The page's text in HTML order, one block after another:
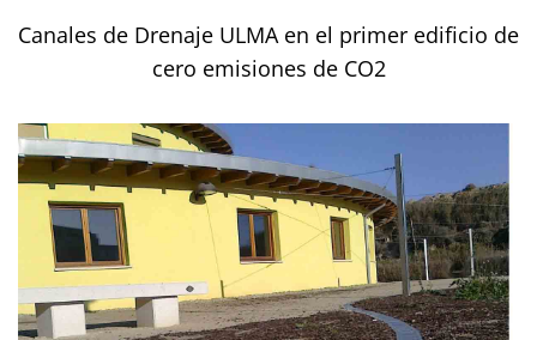
Canales de Drenaje ULMA en el primer edificio de
cero emisiones de CO2